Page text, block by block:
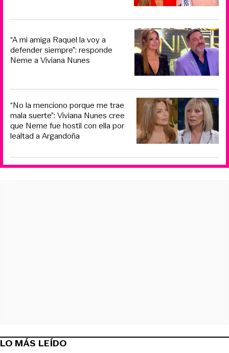
“A mi amiga Raquel la voy a
defender siempre”: responde
Neme a Viviana Nunes
“No la menciono porque me trae
mala suerte”: Viviana Nunes cree
que Neme fue hostil con ella por
lealtad a Argandoña
LO MÁS LEÍDO